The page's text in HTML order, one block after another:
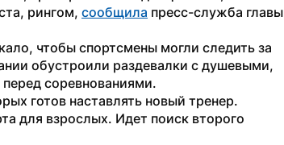
рингом, сообщила пресс-служба главы
чтобы спортсмены могли следить за
обустроили раздевалки с душевыми,
соревнованиями.
готов наставлять новый тренер.
для взрослых. Идет поиск второго